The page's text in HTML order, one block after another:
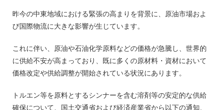
昨今の中東地域における緊張の高まりを背景に、原油市場およ
び国際物流に大きな影響が生じています。
これに伴い、原油や石油化学原料などの価格が急騰し、世界的
に供給不安が高まっており、既に多くの原材料・資材において
価格改定や供給調整が開始されている状況にあります。
トルエン等を原料とするシンナーを含む溶剤等の安定的な供給
確保について、国土交通省および経済産業省から以下の通知、